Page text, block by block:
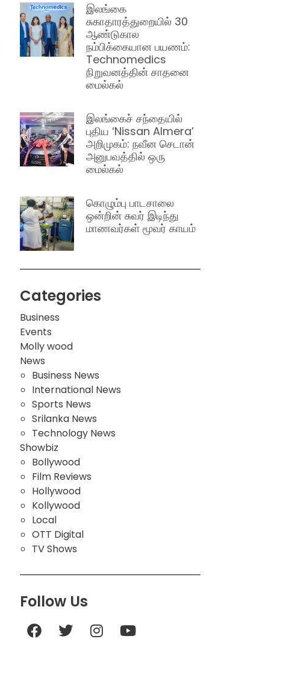
இலங்கை
சுகாதாரத்துறையில் 30
ஆண்டுகால
நம்பிக்கையான பயணம்:
Technomedics
நிறுவனத்தின் சாதனை
மைல்கல்
இலங்கைச் சந்தையில்
புதிய ‘Nissan Almera’
அறிமுகம்: நவீன செடான்
அனுபவத்தில் ஒரு
மைல்கல்
கொழும்பு பாடசாலை
ஒன்றின் சுவர் இடிந்து
மாணவர்கள் மூவர் காயம்
Categories
Business
Events
Molly wood
News
Business News
International News
Sports News
Srilanka News
Technology News
Showbiz
Bollywood
Film Reviews
Hollywood
Kollywood
Local
OTT Digital
TV Shows
Follow Us